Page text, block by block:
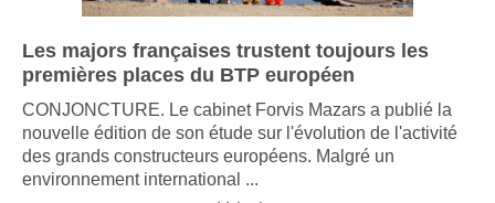
Les majors françaises trustent toujours les
premières places du BTP européen
CONJONCTURE. Le cabinet Forvis Mazars a publié la
nouvelle édition de son étude sur l'évolution de l'activité
des grands constructeurs européens. Malgré un